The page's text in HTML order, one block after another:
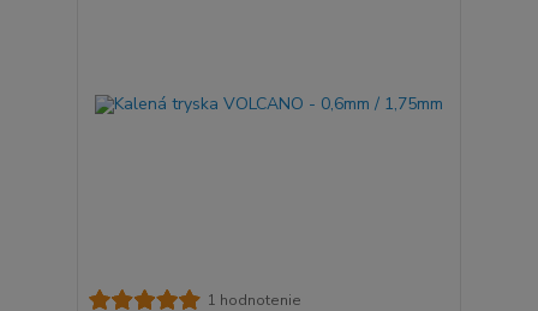
1 hodnotenie